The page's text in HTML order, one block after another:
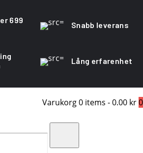
699
Snabb leverans
Lång erfarenhet
Varukorg0 items -0.00 kr0